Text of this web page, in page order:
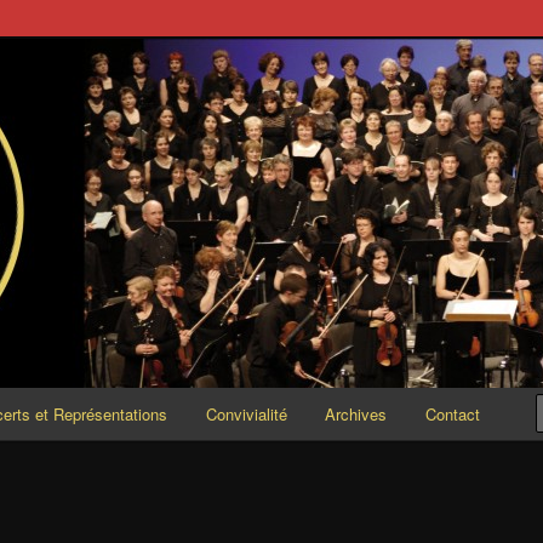
et Représentations Convivialité Archives Contact